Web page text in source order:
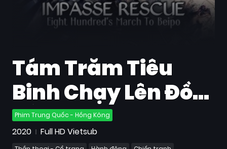
Tám Trăm Tiêu
Binh Chạy Lên Đồi
Bắc
Phim Trung Quốc - Hồng Kông
2020 Full HD Vietsub